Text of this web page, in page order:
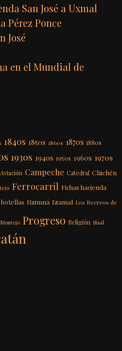
San José a Uxmal
Pérez Ponce
José
en el Mundial de
1840s 1850s 1860s 1870s 1880s
1930s 1940s 1950s 1960s 1970s
Aviación Campeche Catedral Chichén
Ferrocarril Fichas hacienda
Itzimná Izamal Los Recreos de
Progreso Religión Sisal